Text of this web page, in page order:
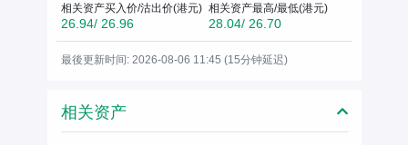
相关资产买入价/沽出价(港元)
26.94/ 26.96
相关资产最高/最低(港元)
28.04/ 26.70
最後更新时间: 2026-08-06 11:45 (15分钟延迟)
相关资产